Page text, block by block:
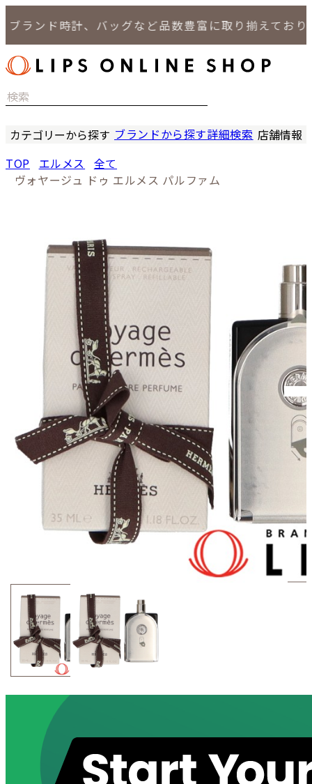
ンド時計、バッグなど品数豊富に取り揃えておりま
カテゴリーから探す
バッグ
小物
ブランドから探す詳細検索 店舗情報
TOP エルメス
全て
ヴォヤージュ ドゥ エルメス パルファム